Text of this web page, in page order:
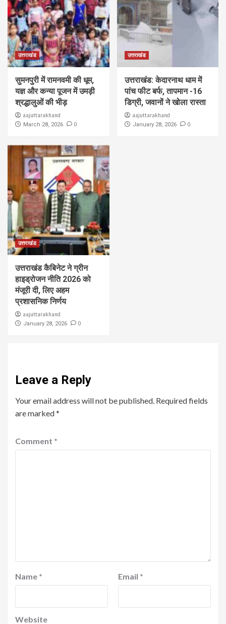
उत्तराखंड
सुमनपुरी में रामनवमी की धूम,
यज्ञ और कन्या पूजन में उमड़ी
श्रद्धालुओं की भीड़
aajuttarakhand
March 28, 2026 0
उत्तराखंड
उत्तराखंड: केदारनाथ धाम में
पांच फीट बर्फ, तापमान -16
डिग्री, जवानों ने खोला रास्ता
aajuttarakhand
January 28, 2026 0
उत्तराखंड
उत्तराखंड कैबिनेट ने ग्रीन
हाइड्रोजन नीति 2026 को
मंजूरी दी, लिए अहम
प्रशासनिक निर्णय
aajuttarakhand
January 28, 2026 0
Leave a Reply
Your email address will not be published. Required fields
are marked*
Comment *
Name * Email *
Website